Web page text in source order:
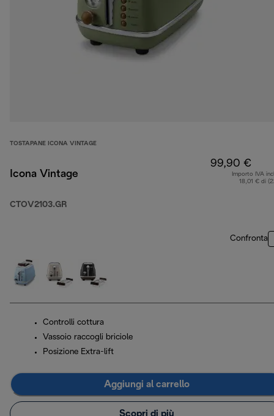
TOSTAPANE ICONA VINTAGE
Icona Vintage
CTOV2103.GR
99,90 €
Importo IVA
18,01 € di
Confronta
Controlli cottura
Vassoio raccogli briciole
Posizione Extra-lift
Aggiungi al carrello
Scopri di più